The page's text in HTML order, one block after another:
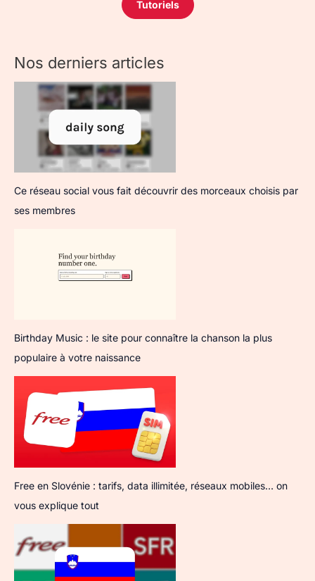
Tutoriels
Nos derniers articles
Ce réseau social vous fait découvrir des morceaux choisis par
ses membres
Birthday Music : le site pour connaître la chanson la plus
populaire à votre naissance
Free en Slovénie : tarifs, data illimitée, réseaux mobiles… on
vous explique tout